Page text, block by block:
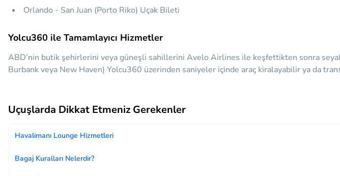
Orlando - San Juan (Porto Riko) Uçak Bileti
Yolcu360 ile Tamamlayıcı Hizmetler
ABD’nin butik şehirlerini veya güneşli sahillerini Avelo Airlines ile keşfettikten sonra
Burbank veya New Haven) Yolcu360 üzerinden saniyeler içinde araç kiralayabilir ya da
Uçuşlarda Dikkat Etmeniz Gerekenler
Havalimanı Lounge Hizmetleri
Bagaj Kuralları Nelerdir?